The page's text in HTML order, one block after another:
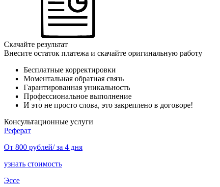
Скачайте результат
Внесите остаток платежа и скачайте оригинальную работу
Бесплатные корректировки
Моментальная обратная связь
Гарантированная уникальность
Профессиональное выполнение
И это не просто слова, это закреплено в договоре!
Консультационные услуги
Реферат
От 800 рублей/ за 4 дня
узнать стоимость
Эссе